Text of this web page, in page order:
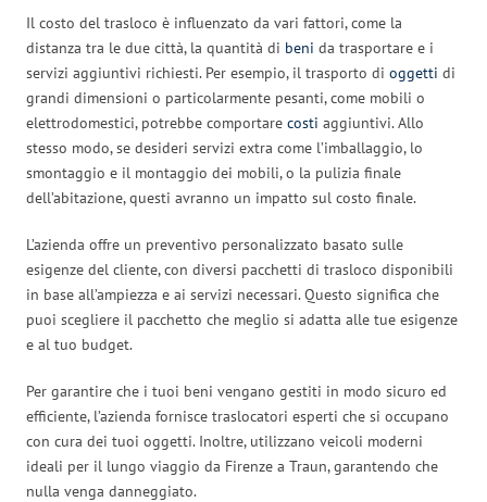
Il costo del trasloco è influenzato da vari fattori, come la
distanza tra le due città, la quantità di beni da trasportare e i
servizi aggiuntivi richiesti. Per esempio, il trasporto di oggetti di
grandi dimensioni o particolarmente pesanti, come mobili o
elettrodomestici, potrebbe comportare costi aggiuntivi. Allo
stesso modo, se desideri servizi extra come l’imballaggio, lo
smontaggio e il montaggio dei mobili, o la pulizia finale
dell’abitazione, questi avranno un impatto sul costo finale.
L’azienda offre un preventivo personalizzato basato sulle
esigenze del cliente, con diversi pacchetti di trasloco disponibili
in base all’ampiezza e ai servizi necessari. Questo significa che
puoi scegliere il pacchetto che meglio si adatta alle tue esigenze
e al tuo budget.
Per garantire che i tuoi beni vengano gestiti in modo sicuro ed
efficiente, l’azienda fornisce traslocatori esperti che si occupano
con cura dei tuoi oggetti. Inoltre, utilizzano veicoli moderni
ideali per il lungo viaggio da Firenze a Traun, garantendo che
nulla venga danneggiato.